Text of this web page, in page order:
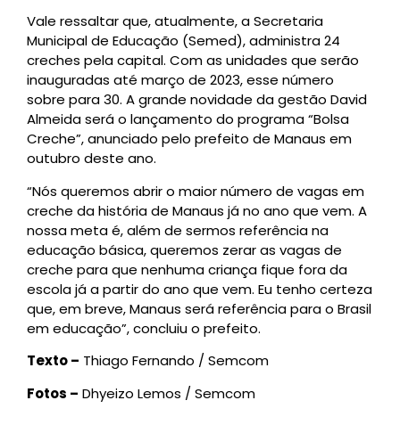
Vale ressaltar que, atualmente, a Secretaria
Municipal de Educação (Semed), administra 24
creches pela capital. Com as unidades que serão
inauguradas até março de 2023, esse número
sobre para 30. A grande novidade da gestão David
Almeida será o lançamento do programa “Bolsa
Creche”, anunciado pelo prefeito de Manaus em
outubro deste ano.
“Nós queremos abrir o maior número de vagas em
creche da história de Manaus já no ano que vem. A
nossa meta é, além de sermos referência na
educação básica, queremos zerar as vagas de
creche para que nenhuma criança fique fora da
escola já a partir do ano que vem. Eu tenho certeza
que, em breve, Manaus será referência para o Brasil
em educação”, concluiu o prefeito.
Texto – Thiago Fernando / Semcom
Fotos – Dhyeizo Lemos / Semcom